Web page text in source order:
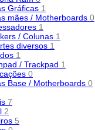
Gráficas 1
mães / Motherboards 0
1
/ Colunas 1
diversos 1
1
/ Trackpad 1
0
Base / Motherboards 0
7
2
5